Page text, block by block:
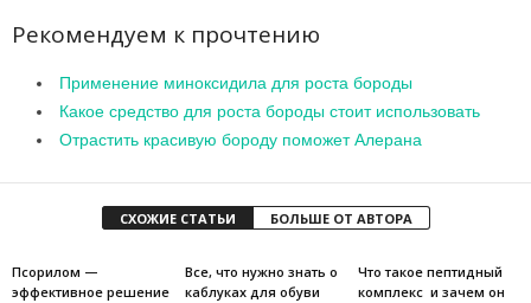
Рекомендуем к прочтению
Применение миноксидила для роста бороды
Какое средство для роста бороды стоит использовать
Отрастить красивую бороду поможет Алерана
СХОЖИЕ СТАТЬИ БОЛЬШЕ ОТ АВТОРА
Псорилом —
эффективное решение
Все, что нужно знать о
каблуках для обуви
Что такое пептидный
комплекс и зачем он